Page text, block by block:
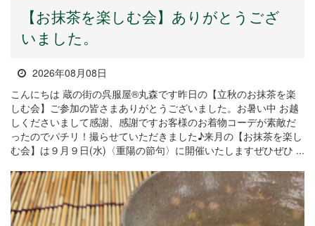
【お抹茶を楽しむ会】ありがとうござ
いました。
2026年08月08日
こんにちは 蔵の街の呉服屋®丸森です昨日の【立秋のお抹茶を楽
しむ会】ご参加の皆さまありがとうございました。お暑い中 お越
しくださいまして感謝、感謝ですお客様のお着物コーデが素敵だ
ったのでパチリ！撮らせていただきました♪来月の【お抹茶を楽し
む会】は９月９日(水)〈重陽の節句〉に開催いたしますぜひぜひ ...